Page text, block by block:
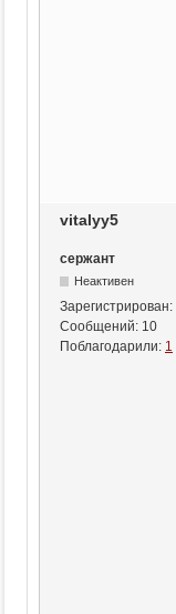
vitalyy5
сержант
Неактивен
Зарегистрирован:
Сообщений: 10
Поблагодарили: 1